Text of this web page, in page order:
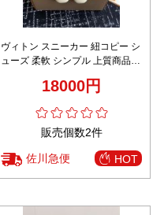
ヴィトン スニーカー 紐コピー シ
ューズ 柔軟 シンプル 上質商品
18000円
販売個数2件
佐川急便 HOT